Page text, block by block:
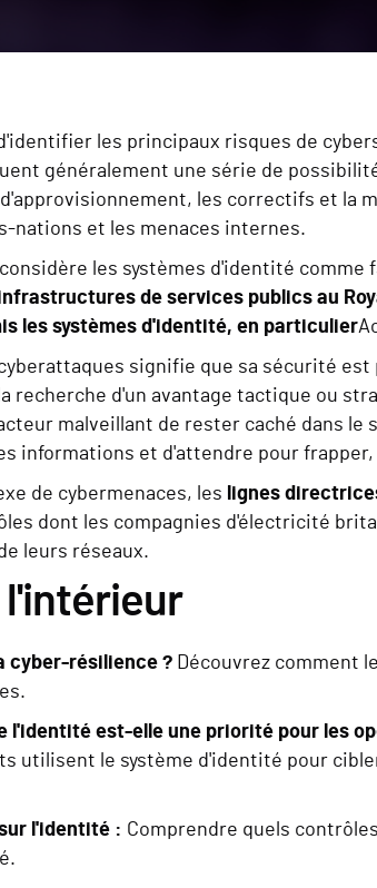
les principaux risques de
généralement une série de
les correctifs et la
nations et les menaces internes.
les systèmes d'identité
de services publics au
les systèmes d'identité, en particulier
cyberattaques signifie que sa sécurité
recherche d'un avantage tactique ou
malveillant de rester caché dans
informations et d'attendre pour
de cybermenaces, les lignes
dont les compagnies d'électricité
leurs réseaux.
l'intérieur
cyber-résilience ? Découvrez comment
l'identité est-elle une priorité pour les
utilisent le système d'identité pour
l'identité : Comprendre quels